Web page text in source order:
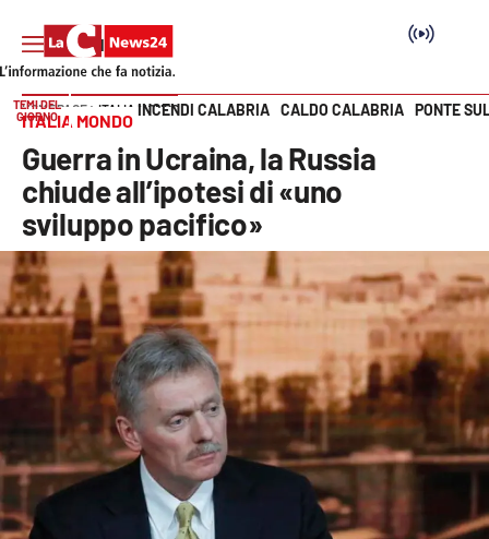
SEZIONI
Cronaca
Politica
Attualità
Economia e lavoro
Italia Mondo
Sanità
Vai
TEMI DEL
GIORNO
INCENDI CALABRIA CALDO CALABRIA PONTE
HOME PAGE ITALIA MONDO
ITALIA MONDO
Guerra in Ucraina, la Russia
chiude all’ipotesi di «uno
sviluppo pacifico»